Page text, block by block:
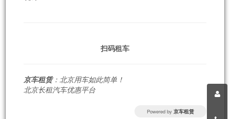
扫码租车
京车租赁：北京用车如此简单！
北京长租汽车优惠平台
Powered by 京车租赁